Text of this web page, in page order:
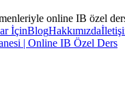
online IB özel
İçinBlogHakkımızda
| Online IB Özel Ders